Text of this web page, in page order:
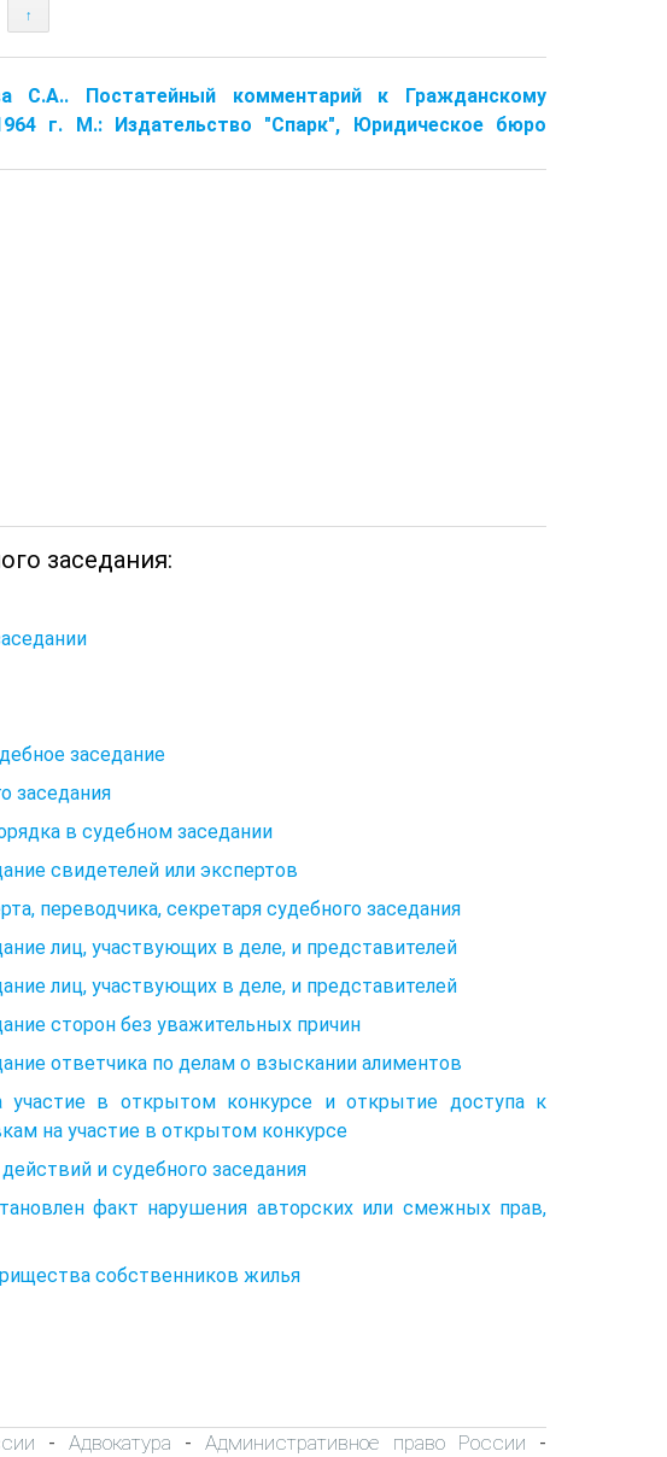
↑
С.А.. Постатейный комментарий к Гражданскому
г. М.: Издательство "Спарк", Юридическое бюро
заседания:
заседание
заседания
в судебном заседании
свидетелей или экспертов
переводчика, секретаря судебного заседания
лиц, участвующих в деле, и представителей
лиц, участвующих в деле, и представителей
сторон без уважительных причин
ответчика по делам о взыскании алиментов
в открытом конкурсе и открытие доступа к
на участие в открытом конкурсе
и судебного заседания
факт нарушения авторских или смежных прав,
собственников жилья
- Адвокатура -Административное право России -